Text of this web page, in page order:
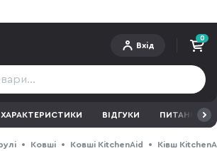
Вхід
0
ХАРАКТЕРИСТИКИ ВІДГУКИ ПИТАННЯ ТА
Ковші Ковші KitchenAid Ківш